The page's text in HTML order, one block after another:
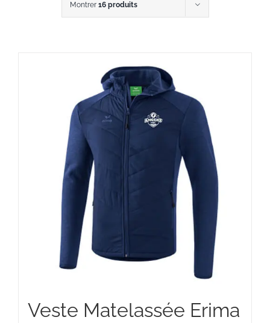
Montrer 16 produits
Veste Matelassée Erima